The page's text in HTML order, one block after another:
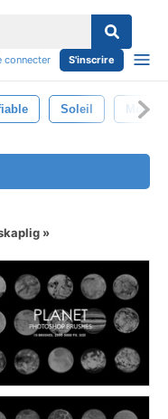
connecter S'inscrire
Soleil Modèle